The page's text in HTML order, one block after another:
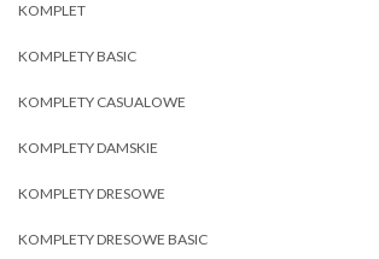
KOMPLET
KOMPLETY BASIC
KOMPLETY CASUALOWE
KOMPLETY DAMSKIE
KOMPLETY DRESOWE
KOMPLETY DRESOWE BASIC